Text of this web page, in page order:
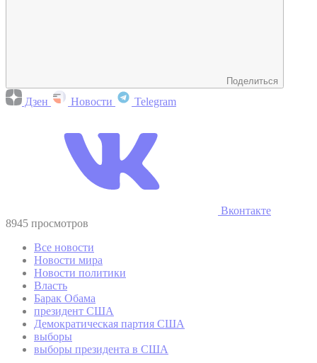
Поделиться
Дзен Новости Telegram
Вконтакте
8945 просмотров
Все новости
Новости мира
Новости политики
Власть
Барак Обама
президент США
Демократическая партия США
выборы
выборы президента в США